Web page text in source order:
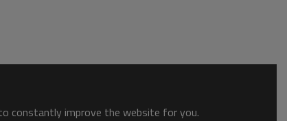
constantly improve the website for you.